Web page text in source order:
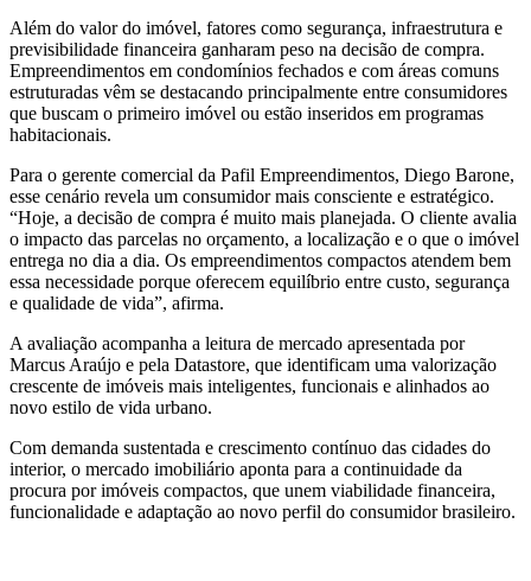
Além do valor do imóvel, fatores como segurança, infraestrutura e
previsibilidade financeira ganharam peso na decisão de compra.
Empreendimentos em condomínios fechados e com áreas comuns
estruturadas vêm se destacando principalmente entre consumidores
que buscam o primeiro imóvel ou estão inseridos em programas
habitacionais.
Para o gerente comercial da Pafil Empreendimentos, Diego Barone,
esse cenário revela um consumidor mais consciente e estratégico.
“Hoje, a decisão de compra é muito mais planejada. O cliente avalia
o impacto das parcelas no orçamento, a localização e o que o imóvel
entrega no dia a dia. Os empreendimentos compactos atendem bem
essa necessidade porque oferecem equilíbrio entre custo, segurança
e qualidade de vida”, afirma.
A avaliação acompanha a leitura de mercado apresentada por
Marcus Araújo e pela Datastore, que identificam uma valorização
crescente de imóveis mais inteligentes, funcionais e alinhados ao
novo estilo de vida urbano.
Com demanda sustentada e crescimento contínuo das cidades do
interior, o mercado imobiliário aponta para a continuidade da
procura por imóveis compactos, que unem viabilidade financeira,
funcionalidade e adaptação ao novo perfil do consumidor brasileiro.